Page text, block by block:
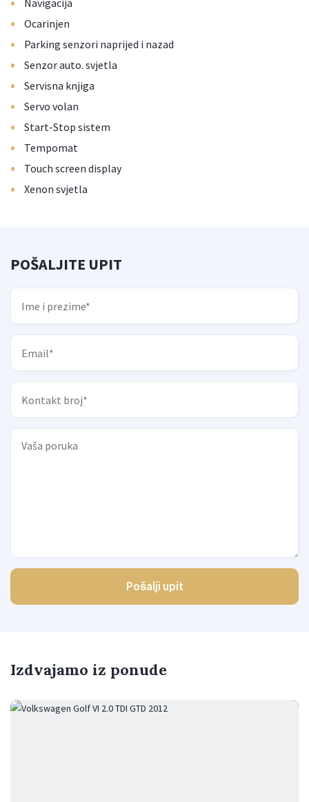
Navigacija
• Ocarinjen
• Parking senzori naprijed i nazad
• Senzor auto. svjetla
• Servisna knjiga
• Servo volan
• Start-Stop sistem
• Tempomat
• Touch screen display
• Xenon svjetla
POŠALJITE UPIT
Pošalji upit
Izdvajamo iz ponude